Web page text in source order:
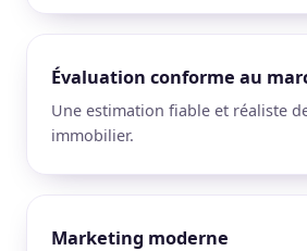
Évaluation conforme au
Une estimation fiable et réaliste
immobilier.
Marketing moderne